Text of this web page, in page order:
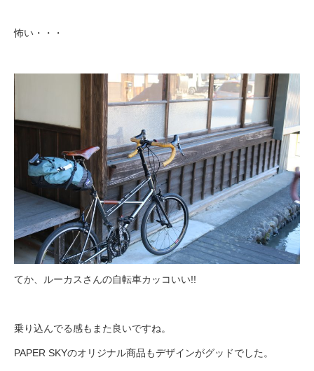
怖い・・・
てか、ルーカスさんの自転車カッコいい!!
乗り込んでる感もまた良いですね。
PAPER SKYのオリジナル商品もデザインがグッドでした。